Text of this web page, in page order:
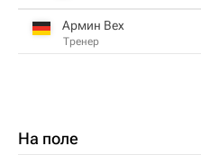
Армин Вех
Тренер
На поле